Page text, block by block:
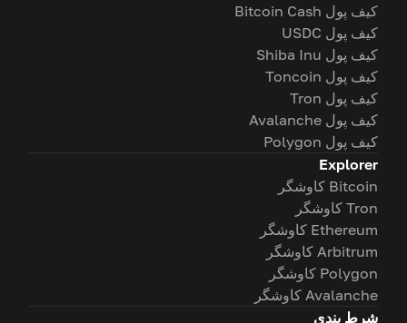
کیف پول Bitcoin Cash
کیف پول USDC
کیف پول Shiba Inu
کیف پول Toncoin
کیف پول Tron
کیف پول Avalanche
کیف پول Polygon
Explorer
Bitcoin کاوشگر
Tron کاوشگر
Ethereum کاوشگر
Arbitrum کاوشگر
Polygon کاوشگر
Avalanche کاوشگر
شرط بندی